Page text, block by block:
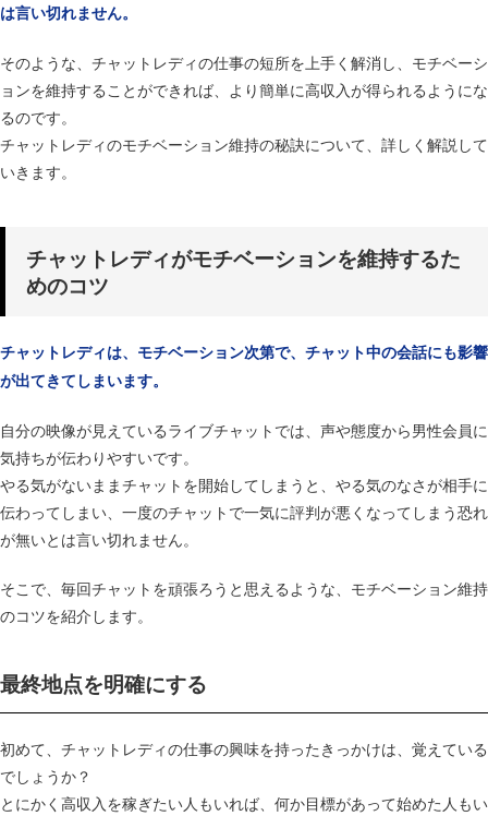
は言い切れません。
そのような、チャットレディの仕事の短所を上手く解消し、モチベーシ
ョンを維持することができれば、より簡単に高収入が得られるようにな
るのです。
チャットレディのモチベーション維持の秘訣について、詳しく解説して
いきます。
チャットレディがモチベーションを維持するた
めのコツ
チャットレディは、モチベーション次第で、チャット中の会話にも影響
が出てきてしまいます。
自分の映像が見えているライブチャットでは、声や態度から男性会員に
気持ちが伝わりやすいです。
やる気がないままチャットを開始してしまうと、やる気のなさが相手に
伝わってしまい、一度のチャットで一気に評判が悪くなってしまう恐れ
が無いとは言い切れません。
そこで、毎回チャットを頑張ろうと思えるような、モチベーション維持
のコツを紹介します。
最終地点を明確にする
初めて、チャットレディの仕事の興味を持ったきっかけは、覚えている
でしょうか？
とにかく高収入を稼ぎたい人もいれば、何か目標があって始めた人もい